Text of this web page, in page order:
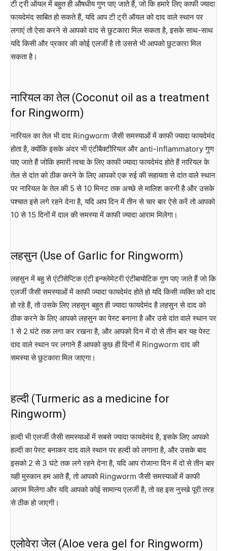
टी ट्री ऑयल में बहुत ही औषधीय गुण पाए जाते हैं, जो कि हमारे लिए काफी ज्यादा
फायदेमंद साबित हो सकते हैं, यदि आप टी ट्री ऑयल को दाद वाले स्थान पर
लगाएं तो ऐसा करने से आपको दाद से छुटकारा मिल सकता है, इसके साथ-साथ
यदि किसी और प्रकार की कोई एलर्जी है तो उससे भी आपको छुटकारा मिल
सकता है।
नारियल का तेल (Coconut oil as a treatment
for Ringworm)
नारियल का तेल भी दाद Ringworm जैसी समस्याओं में काफी ज्यादा फायदेमंद
होता है, क्योंकि इसके अंदर भी एंटीबैक्टीरियल और anti-inflammatory गुण
पाए जाते हैं जोकि हमारी त्वचा के लिए काफी ज्यादा फायदेमंद होते हैं नारियल के
तेल से दांत को ठीक करने के लिए आपको एक रुई की सहायता से दांत वाले स्थान
पर नारियल के तेल की 5 से 10 मिनट तक अच्छे से मालिश करनी है और उसके
पश्चात इसे लगे रहने देना है, यदि आप दिन में तीन से चार बार ऐसे करें तो आपको
10 से 15 दिनों में दाल की समस्या में काफी ज्यादा आराम मिलेगा।
लहसुन (Use of Garlic for Ringworm)
लहसुन में बहु से एंटीसेप्टिक एंटी इन्फ्लेमेटरी एंटीबायोटिक गुण पाए जाते हैं जो कि
एलर्जी जैसी समस्याओं में काफी ज्यादा फायदेमंद होते हो यदि किसी व्यक्ति को दाद
हो रहे हैं, तो उसके लिए लहसुन बहुत ही ज्यादा फायदेमंद है लहसुन से दाद को
ठीक करने के लिए आपको लहसुन का पेस्ट बनाना है और उसे दांत वाले स्थान पर
1 से 2 घंटे तक लगा कर रखना है, और आपको दिन में दो से तीन बार यह पेस्ट
दाद वाले स्थान पर लगाने हैं आपको कुछ ही दिनों में Ringworm दाद की
समस्या से छुटकारा मिल जाएगा।
हल्दी (Turmeric as a medicine for
Ringworm)
हल्दी भी एलर्जी जैसी समस्याओं में सबसे ज्यादा फायदेमंद है, इसके लिए आपको
हल्दी का पेस्ट बनाकर दाद वाले स्थान पर हल्दी को लगाना है, और उसके बाद
इसको 2 से 3 घंटे तक लगे रहने देना है, यदि आप रोजाना दिन में दो से तीन बार
यही मुस्कान हम आते हैं, तो आपको Ringworm जैसी समस्याओं में काफी
आराम मिलेगा और यदि आपको कोई सामान्य एलर्जी है, तो वह इस नुस्खे पूरी तरह
से ठीक हो जाएगी।
एलोवेरा जेल (Aloe vera gel for Ringworm)